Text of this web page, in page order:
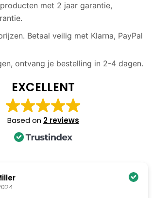
met 2 jaar garantie,
Betaal veilig met Klarna, PayPal
ontvang je bestelling in 2-4 dagen.
EXCELLENT
Based on 2 reviews